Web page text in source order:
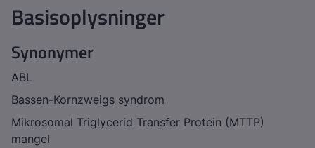
Basisoplysninger
Synonymer
ABL
Bassen-Kornzweigs syndrom
Mikrosomal Triglycerid Transfer Protein (MTTP)
mangel